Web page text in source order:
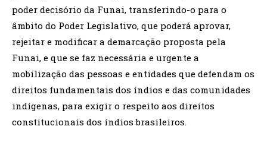
poder decisório da Funai, transferindo-o para o
âmbito do Poder Legislativo, que poderá aprovar,
rejeitar e modificar a demarcação proposta pela
Funai, e que se faz necessária e urgente a
mobilização das pessoas e entidades que defendam os
direitos fundamentais dos índios e das comunidades
indígenas, para exigir o respeito aos direitos
constitucionais dos índios brasileiros.